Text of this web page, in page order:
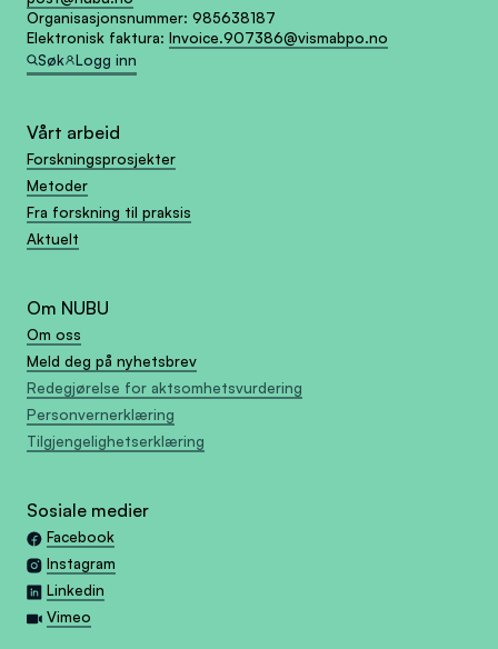
Organisasjonsnummer: 985638187
Elektronisk faktura: Invoice.907386@vismabpo.no
Søk
Logg inn
Vårt arbeid
Forskningsprosjekter
Metoder
Fra forskning til praksis
Aktuelt
Om NUBU
Om oss
Meld deg på nyhetsbrev
Redegjørelse for aktsomhetsvurdering
Personvernerklæring
Tilgjengelighetserklæring
Sosiale medier
Facebook
Instagram
Linkedin
Vimeo